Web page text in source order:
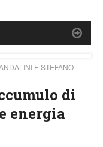
E STEFANO
di
energia